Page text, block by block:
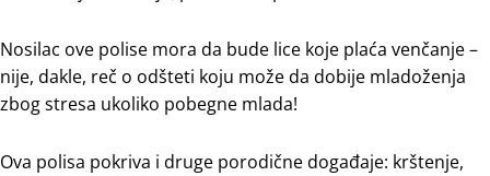
Nosilac ove polise mora da bude lice koje plaća venčanje –
nije, dakle, reč o odšteti koju može da dobije mladoženja
zbog stresa ukoliko pobegne mlada!
Ova polisa pokriva i druge porodične događaje: krštenje,